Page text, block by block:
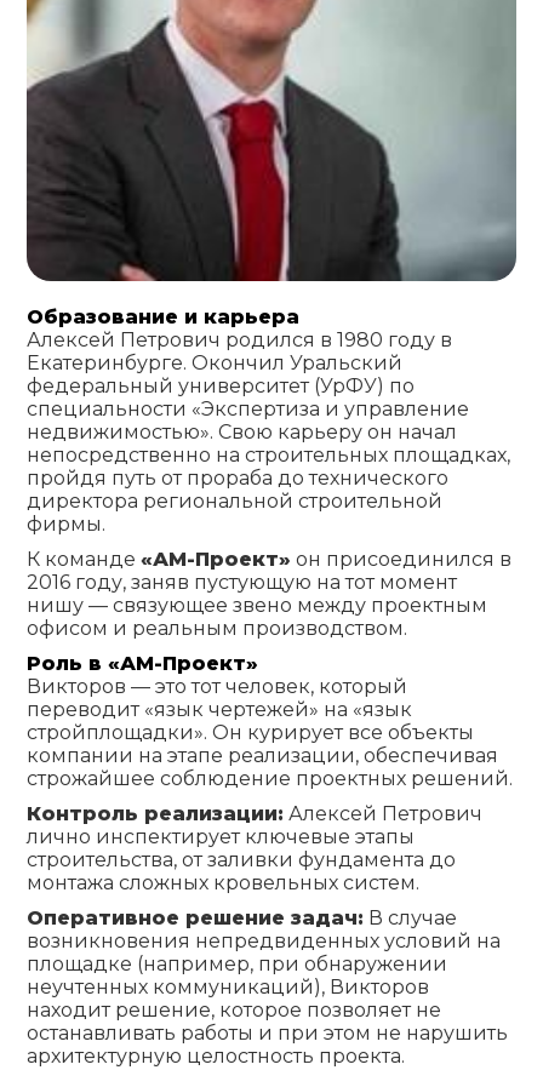
Образование и карьера
Алексей Петрович родился в 1980 году в
Екатеринбурге. Окончил Уральский
федеральный университет (УрФУ) по
специальности «Экспертиза и управление
недвижимостью». Свою карьеру он начал
непосредственно на строительных площадках,
пройдя путь от прораба до технического
директора региональной строительной
фирмы.
К команде«АМ-Проект» он присоединился в
2016 году, заняв пустующую на тот момент
нишу — связующее звено между проектным
офисом и реальным производством.
Роль в «АМ-Проект»
Викторов — это тот человек, который
переводит «язык чертежей» на «язык
стройплощадки». Он курирует все объекты
компании на этапе реализации, обеспечивая
строжайшее соблюдение проектных решений.
Контроль реализации: Алексей Петрович
лично инспектирует ключевые этапы
строительства, от заливки фундамента до
монтажа сложных кровельных систем.
Оперативное решение задач: В случае
возникновения непредвиденных условий на
площадке (например, при обнаружении
неучтенных коммуникаций), Викторов
находит решение, которое позволяет не
останавливать работы и при этом не нарушить
архитектурную целостность проекта.